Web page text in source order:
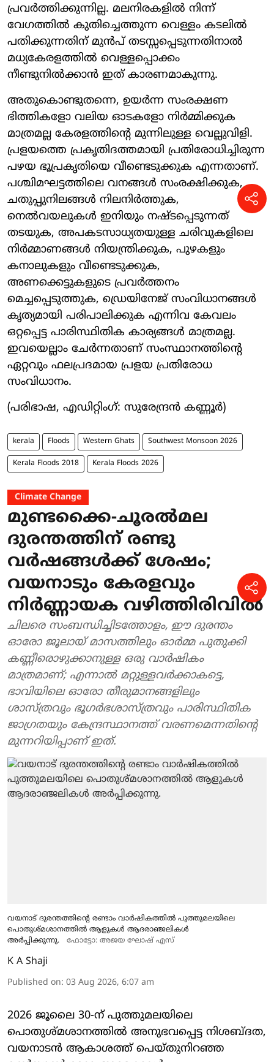
പ്രവർത്തിക്കുന്നില്ല. മലനിരകളിൽ നിന്ന്
വേഗത്തിൽ കുതിച്ചെത്തുന്ന വെള്ളം കടലിൽ
പതിക്കുന്നതിന് മുൻപ് തടസ്സപ്പെടുന്നതിനാൽ
മധ്യകേരളത്തിൽ വെള്ളപ്പൊക്കം
നീണ്ടുനിൽക്കാൻ ഇത് കാരണമാകുന്നു.
അതുകൊണ്ടുതന്നെ, ഉയർന്ന സംരക്ഷണ
ഭിത്തികളോ വലിയ ഓടകളോ നിർമ്മിക്കുക
മാത്രമല്ല കേരളത്തിന്റെ മുന്നിലുള്ള വെല്ലുവിളി.
പ്രളയത്തെ പ്രകൃതിദത്തമായി പ്രതിരോധിച്ചിരുന്ന
പഴയ ഭൂപ്രകൃതിയെ വീണ്ടെടുക്കുക എന്നതാണ്.
പശ്ചിമഘട്ടത്തിലെ വനങ്ങൾ സംരക്ഷിക്കുക,
ചതുപ്പുനിലങ്ങൾ നിലനിർത്തുക,
നെൽവയലുകൾ ഇനിയും നഷ്ടപ്പെടുന്നത്
തടയുക, അപകടസാധ്യതയുള്ള ചരിവുകളിലെ
നിർമ്മാണങ്ങൾ നിയന്ത്രിക്കുക, പുഴകളും
കനാലുകളും വീണ്ടെടുക്കുക,
അണക്കെട്ടുകളുടെ പ്രവർത്തനം
മെച്ചപ്പെടുത്തുക, ഡ്രെയിനേജ് സംവിധാനങ്ങൾ
കൃത്യമായി പരിപാലിക്കുക എന്നിവ കേവലം
ഒറ്റപ്പെട്ട പാരിസ്ഥിതിക കാര്യങ്ങൾ മാത്രമല്ല.
ഇവയെല്ലാം ചേർന്നതാണ് സംസ്ഥാനത്തിന്റെ
ഏറ്റവും ഫലപ്രദമായ പ്രളയ പ്രതിരോധ
സംവിധാനം.
(പരിഭാഷ, എഡിറ്റിംഗ്: സുരേന്ദ്രൻ കണ്ണൂർ)
kerala Floods Western Ghats Southwest Monsoon 2026
Kerala Floods 2018 Kerala Floods 2026
Climate Change
മുണ്ടക്കൈ-ചൂരൽമല
ദുരന്തത്തിന് രണ്ടു
വർഷങ്ങൾക്ക് ശേഷം;
വയനാടും കേരളവും
നിർണ്ണായക വഴിത്തിരിവിൽ
ചിലരെ സംബന്ധിച്ചിടത്തോളം, ഈ ദുരന്തം
ഓരോ ജൂലായ് മാസത്തിലും ഓർമ്മ പുതുക്കി
കണ്ണീരൊഴുക്കാനുള്ള ഒരു വാർഷികം
മാത്രമാണ്; എന്നാൽ മറ്റുള്ളവർക്കാകട്ടെ,
ഭാവിയിലെ ഓരോ തീരുമാനങ്ങളിലും
ശാസ്ത്രവും ഭൂഗർഭശാസ്ത്രവും പാരിസ്ഥിതിക
ജാഗ്രതയും കേന്ദ്രസ്ഥാനത്ത് വരണമെന്നതിന്റെ
മുന്നറിയിപ്പാണ് ഇത്.
വയനാട് ദുരന്തത്തിന്റെ രണ്ടാം വാർഷികത്തിൽ പുത്തുമലയിലെ
പൊതുശ്മശാനത്തിൽ ആളുകൾ ആദരാഞ്ജലികൾ
അർപ്പിക്കുന്നു.
ഫോട്ടോ: അജയ ഘോഷ് എസ്
K A Shaji
Published on: 03 Aug 2026, 6:07 am
2026 ജൂലൈ 30-ന് പുത്തുമലയിലെ
പൊതുശ്മശാനത്തിൽ അനുഭവപ്പെട്ട നിശബ്ദത,
വയനാടൻ ആകാശത്ത് പെയ്തുനിറഞ്ഞ